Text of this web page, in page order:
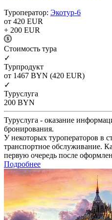
Туроператор: Экотур-6
от 420 EUR
+ 200 EUR
Cтоимость тура
✓
Турпродукт
от 1467 BYN (420 EUR)
✓
Туруслуга
200 BYN
Туруслуга - оказание
бронирования.
У некоторых туроператоров в
транспортное обслуживание.
первую очередь после
Подробнее